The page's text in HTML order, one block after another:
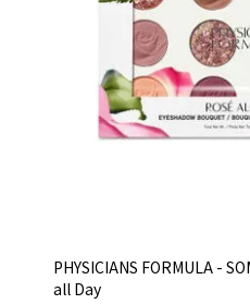
PHYSICIANS FORMULA -
all Day